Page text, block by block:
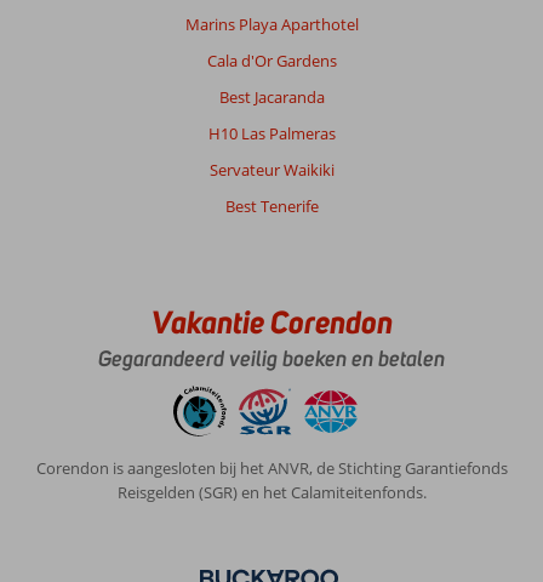
Marins Playa Aparthotel
Cala d'Or Gardens
Best Jacaranda
H10 Las Palmeras
Servateur Waikiki
Best Tenerife
Vakantie Corendon
Gegarandeerd veilig boeken en betalen
Corendon is aangesloten bij het ANVR, de Stichting Garantiefonds
Reisgelden (SGR) en het Calamiteitenfonds.